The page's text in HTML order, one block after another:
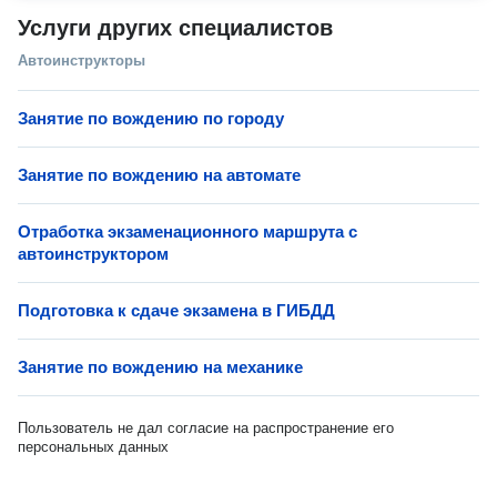
Услуги других специалистов
Автоинструкторы
Занятие по вождению по городу
Занятие по вождению на автомате
Отработка экзаменационного маршрута с
автоинструктором
Подготовка к сдаче экзамена в ГИБДД
Занятие по вождению на механике
Пользователь не дал согласие на распространение его
персональных данных